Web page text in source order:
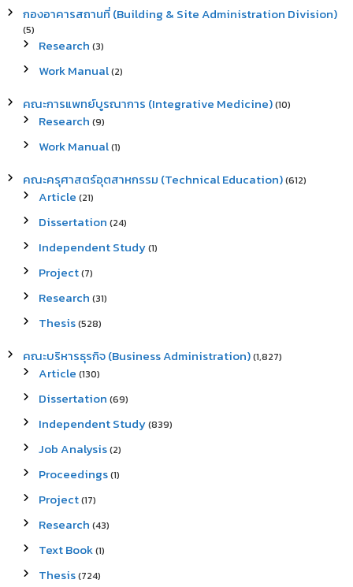
กองอาคารสถานที่ (Building & Site Administration Division)
(5)
Research (3)
Work Manual(2)
คณะการแพทย์บูรณาการ (Integrative Medicine)(10)
Research (9)
Work Manual(1)
คณะครุศาสตร์อุตสาหกรรม (Technical Education)(612)
Article (21)
Dissertation (24)
Independent Study(1)
Project(7)
Research (31)
Thesis(528)
คณะบริหารธุรกิจ (Business Administration)(1,827)
Article (130)
Dissertation (69)
Independent Study(839)
Job Analysis(2)
Proceedings(1)
Project(17)
Research (43)
Text Book(1)
Thesis(724)